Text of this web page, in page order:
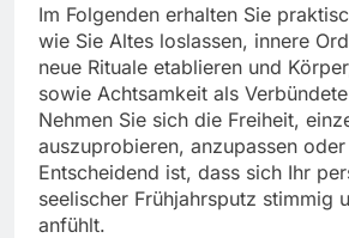
Im Folgenden erhalten Sie
wie Sie Altes loslassen, innere
neue Rituale etablieren und
sowie Achtsamkeit als
Nehmen Sie sich die Freiheit,
auszuprobieren, anzupassen
Entscheidend ist, dass sich Ihr
seelischer Frühjahrsputz stimmig
anfühlt.